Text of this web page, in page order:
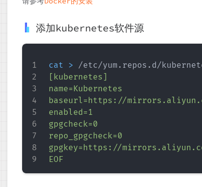
添加kubernetes软件源
cat > /etc/yum.repos.d/
[kubernetes]
name=Kubernetes
baseurl=https://
enabled=1
gpgcheck=0
repo_gpgcheck=0
gpgkey=https://
EOF